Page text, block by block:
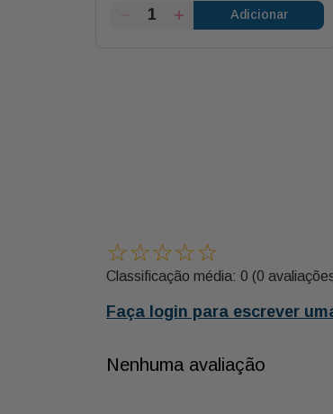
Adicionar
☆☆☆☆☆
Classificação média: 0 (0
Faça login para escrever
Nenhuma avaliação